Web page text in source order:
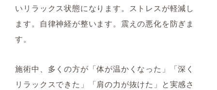
いリラックス状態になります。ストレスが軽減し
ます。自律神経が整います。震えの悪化を防ぎま
す。
施術中、多くの方が「体が温かくなった」「深く
リラックスできた」「肩の力が抜けた」と実感さ